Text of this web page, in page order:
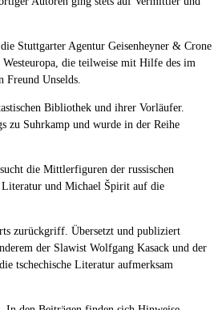
Stuttgarter Agentur Geisenheyner & Crone
die teilweise mit Hilfe des im
Unselds.
Bibliothek und ihrer Vorläufer.
zu Suhrkamp und wurde in der Reihe
die Mittlerfiguren der russischen
und Michael Špirit auf die
zurückgriff. Übersetzt und publiziert
der Slawist Wolfgang Kasack und der
tschechische Literatur aufmerksam